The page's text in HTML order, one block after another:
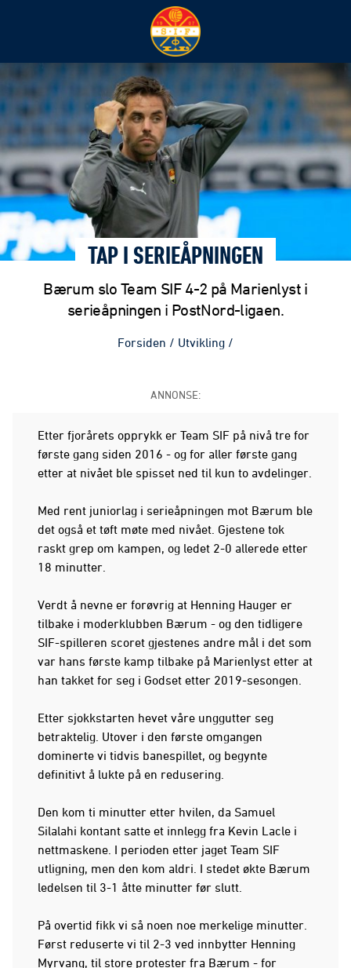
TAP I SERIEÅPNINGEN
Bærum slo Team SIF 4-2 på Marienlyst i
serieåpningen i PostNord-ligaen.
Forsiden / Utvikling /
ANNONSE:
Etter fjorårets opprykk er Team SIF på nivå tre for
første gang siden 2016 - og for aller første gang
etter at nivået ble spisset ned til kun to avdelinger.
Med rent juniorlag i serieåpningen mot Bærum ble
det også et tøft møte med nivået. Gjestene tok
raskt grep om kampen, og ledet 2-0 allerede etter
18 minutter.
Verdt å nevne er forøvrig at Henning Hauger er
tilbake i moderklubben Bærum - og den tidligere
SIF-spilleren scoret gjestenes andre mål i det som
var hans første kamp tilbake på Marienlyst etter at
han takket for seg i Godset etter 2019-sesongen.
Etter sjokkstarten hevet våre unggutter seg
betraktelig. Utover i den første omgangen
dominerte vi tidvis banespillet, og begynte
definitivt å lukte på en redusering.
Den kom ti minutter etter hvilen, da Samuel
Silalahi kontant satte et innlegg fra Kevin Lacle i
nettmaskene. I perioden etter jaget Team SIF
utligning, men den kom aldri. I stedet økte Bærum
ledelsen til 3-1 åtte minutter før slutt.
På overtid fikk vi så noen noe merkelige minutter.
Først reduserte vi til 2-3 ved innbytter Henning
Myrvang, til store protester fra Bærum - for